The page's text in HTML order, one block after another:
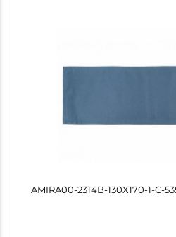
AMIRA00-2314B-130X170-1-C-